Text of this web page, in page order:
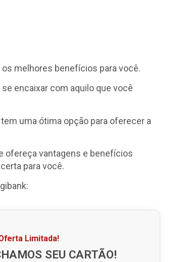
melhores benefícios para você.
encaixar com aquilo que você
uma ótima opção para oferecer a
ofereça vantagens e benefícios
para você.
Limitada!
SEU CARTÃO!